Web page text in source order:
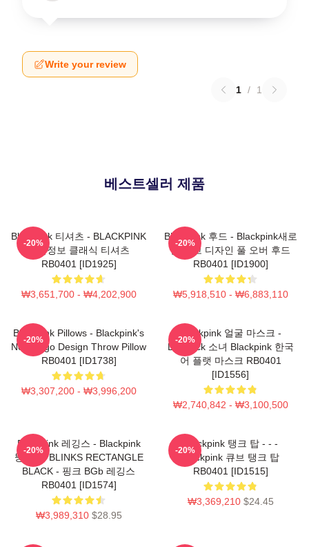
Write your review
1 / 1
베스트셀러 제품
Blackpink 티셔츠 - BLACKPINK
제품정보 클래식 티셔츠
RB0401 [ID1925]
₩3,651,700 - ₩4,202,900
-20%
Blackpink 후드 - Blackpink새로
운 로고 디자인 풀 오버 후드
RB0401 [ID1900]
₩5,918,510 - ₩6,883,110
-20%
Blackpink Pillows - Blackpink's
New Logo Design Throw Pillow
RB0401 [ID1738]
₩3,307,200 - ₩3,996,200
-20%
Blackpink 얼굴 마스크 -
Lovesick 소녀 Blackpink 한국
어 플랫 마스크 RB0401
[ID1556]
₩2,740,842 - ₩3,100,500
-20%
Blackpink 레깅스 - Blackpink
뚱 베어 BLINKS RECTANGLE
BLACK - 핑크 BGb 레깅스
RB0401 [ID1574]
₩3,989,310 $28.95
-20%
Blackpink 탱크 탑 - - -
Blackpink 큐브 탱크 탑
RB0401 [ID1515]
₩3,369,210 $24.45
-20%